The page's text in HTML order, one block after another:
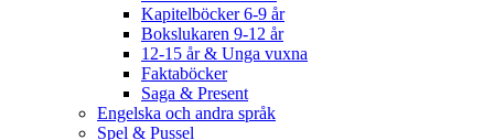
Kapitelböcker 6-9 år
Bokslukaren 9-12 år
12-15 år & Unga vuxna
Faktaböcker
Saga & Present
Engelska och andra språk
Spel & Pussel